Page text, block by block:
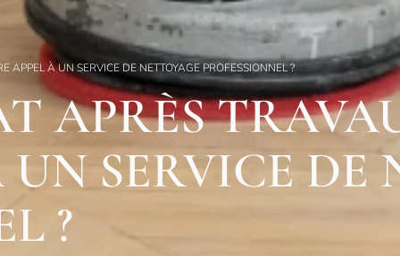
APPEL À UN SERVICE DE NETTOYAGE PROFESSIONNEL ?
APRÈS
SERVICE DE
?